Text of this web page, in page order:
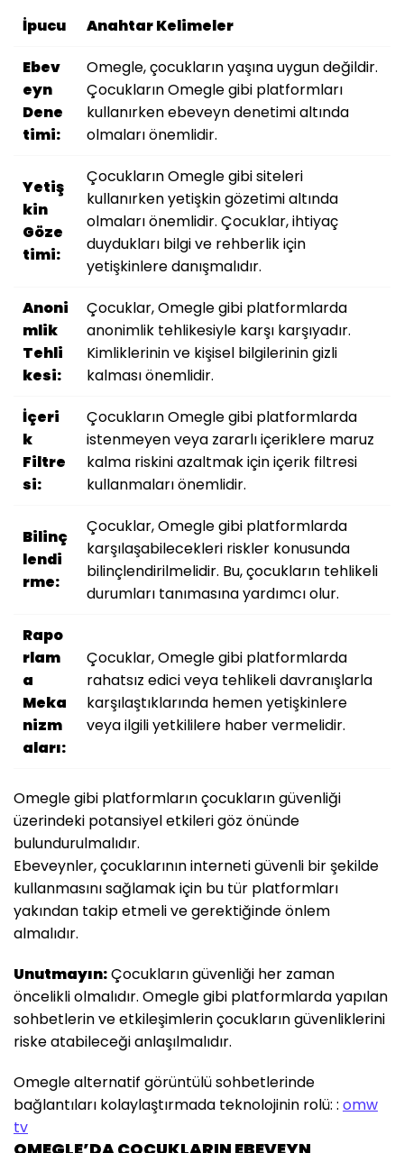
İpucu
Anahtar Kelimeler
Ebev
eyn
Dene
timi:
Omegle, çocukların yaşına uygun değildir.
Çocukların Omegle gibi platformları
kullanırken ebeveyn denetimi altında
olmaları önemlidir.
Yetiş
kin
Göze
timi:
Çocukların Omegle gibi siteleri
kullanırken yetişkin gözetimi altında
olmaları önemlidir. Çocuklar, ihtiyaç
duydukları bilgi ve rehberlik için
yetişkinlere danışmalıdır.
Anoni
mlik
Tehli
kesi:
Çocuklar, Omegle gibi platformlarda
anonimlik tehlikesiyle karşı karşıyadır.
Kimliklerinin ve kişisel bilgilerinin gizli
kalması önemlidir.
İçeri
k
Filtre
si:
Çocukların Omegle gibi platformlarda
istenmeyen veya zararlı içeriklere maruz
kalma riskini azaltmak için içerik filtresi
kullanmaları önemlidir.
Bilinç
lendi
rme:
Çocuklar, Omegle gibi platformlarda
karşılaşabilecekleri riskler konusunda
bilinçlendirilmelidir. Bu, çocukların tehlikeli
durumları tanımasına yardımcı olur.
Rapo
rlam
a
Meka
nizm
aları:
Çocuklar, Omegle gibi platformlarda
rahatsız edici veya tehlikeli davranışlarla
karşılaştıklarında hemen yetişkinlere
veya ilgili yetkililere haber vermelidir.
Omegle gibi platformların çocukların güvenliği
üzerindeki potansiyel etkileri göz önünde
bulundurulmalıdır.
Ebeveynler, çocuklarının interneti güvenli bir şekilde
kullanmasını sağlamak için bu tür platformları
yakından takip etmeli ve gerektiğinde önlem
almalıdır.
Unutmayın:Çocukların güvenliği her zaman
öncelikli olmalıdır. Omegle gibi platformlarda yapılan
sohbetlerin ve etkileşimlerin çocukların güvenliklerini
riske atabileceği anlaşılmalıdır.
Omegle alternatif görüntülü sohbetlerinde
bağlantıları kolaylaştırmada teknolojinin rolü: : omw
tv